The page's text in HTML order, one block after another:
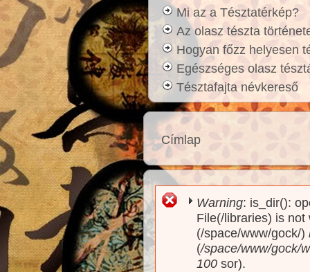
Mi az a Tésztatérkép?
Az olasz tészta
Hogyan főzz helyesen
Egészséges olasz
Tésztafajta névkereső
Címlap
Hibaüzenet
Warning: is_dir():
File(/libraries) is
(/space/www/gock/)
(/space/www/gock/
100 sor).